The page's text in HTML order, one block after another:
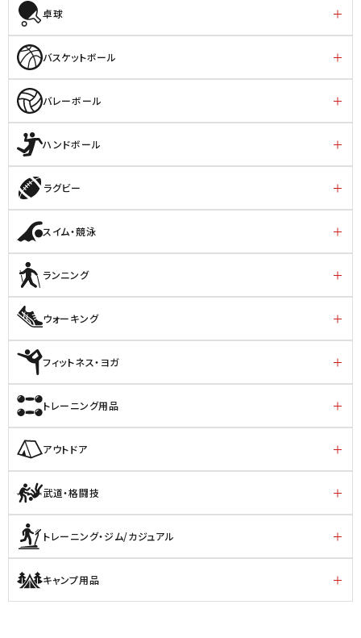
卓球
バスケットボール
バレーボール
ハンドボール
ラグビー
スイム・競泳
ランニング
ウォーキング
フィットネス・ヨガ
トレーニング用品
アウトドア
武道・格闘技
トレーニング・ジム/カジュアル
キャンプ用品